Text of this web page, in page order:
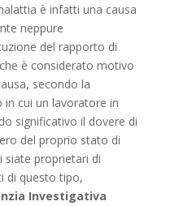
è infatti una causa
neppure
del rapporto di
è considerato motivo
secondo la
in cui un lavoratore in
significativo il dovere di
del proprio stato di
siate proprietari di
di questo tipo,
Investigativa